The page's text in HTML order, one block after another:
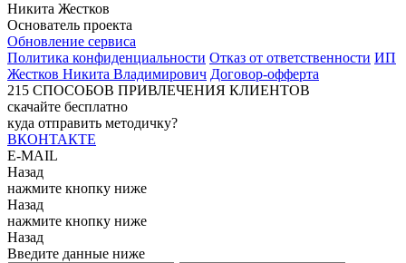
Никита Жестков
Основатель проекта
Обновление сервиса
Политика конфиденциальности Отказ от ответственности ИП
Жестков Никита Владимирович Договор-офферта
215 СПОСОБОВ ПРИВЛЕЧЕНИЯ КЛИЕНТОВ
скачайте бесплатно
куда отправить методичку?
ВКОНТАКТЕ
E-MAIL
Назад
нажмите кнопку ниже
Назад
нажмите кнопку ниже
Назад
Введите данные ниже